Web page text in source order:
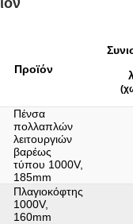
εμβάπτισης
Προϊόν
Πένσα
πολλαπλών
λειτουργιών
βαρέως
τύπου 1000V,
185mm
Πλαγιοκόφτης
1000V,
160mm